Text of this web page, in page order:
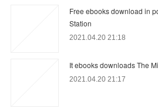
Free ebooks download in
Station
2021.04.20 21:18
It ebooks downloads The
2021.04.20 21:17